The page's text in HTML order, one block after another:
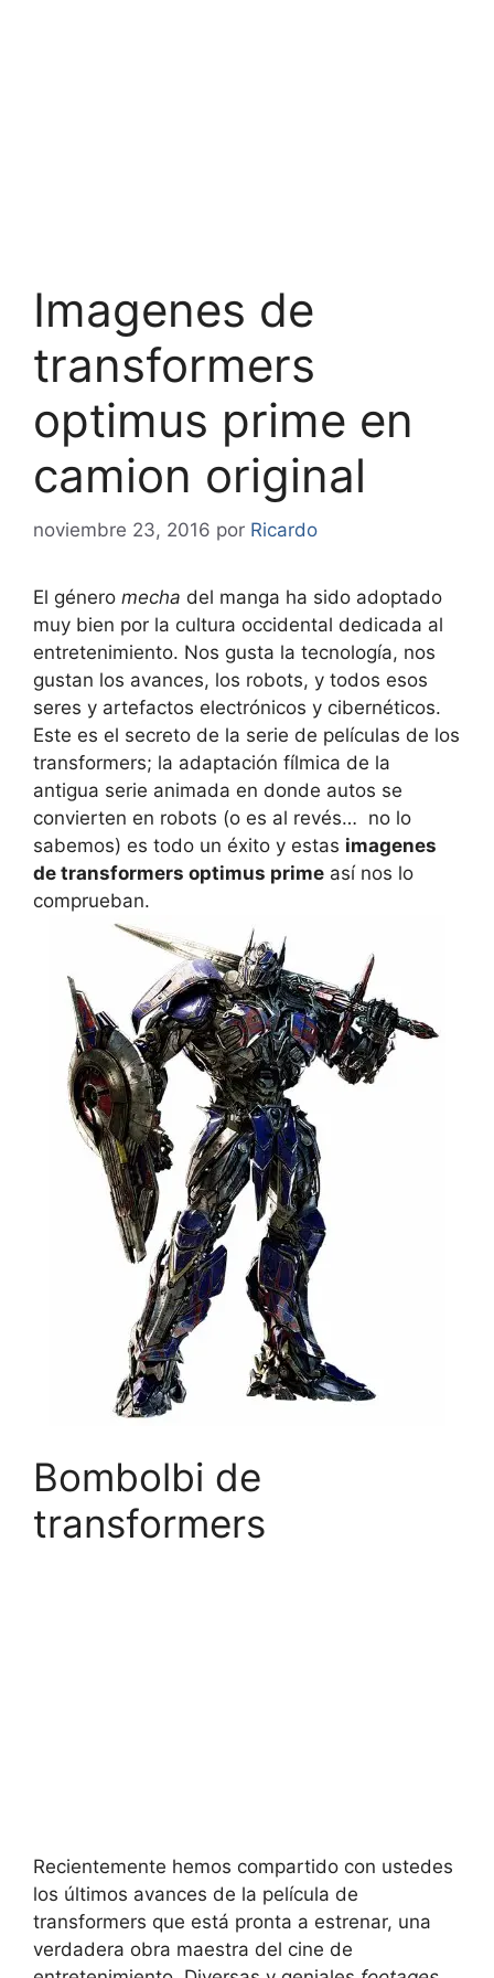
Imagenes de
transformers
optimus prime en
camion original
noviembre 23, 2016 por Ricardo
El género mecha del manga ha sido adoptado
muy bien por la cultura occidental dedicada al
entretenimiento. Nos gusta la tecnología, nos
gustan los avances, los robots, y todos esos
seres y artefactos electrónicos y cibernéticos.
Este es el secreto de la serie de películas de los
transformers; la adaptación fílmica de la
antigua serie animada en donde autos se
convierten en robots (o es al revés… no lo
sabemos) es todo un éxito y estas imagenes
de transformers optimus prime así nos lo
comprueban.
Bombolbi de
transformers
Recientemente hemos compartido con ustedes
los últimos avances de la película de
transformers que está pronta a estrenar, una
verdadera obra maestra del cine de